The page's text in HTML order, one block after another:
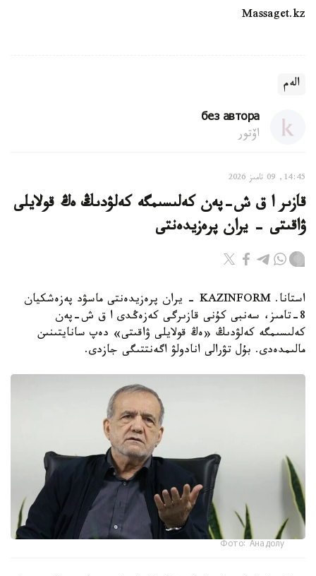
Massaget.kz
الەم
без автора
اۆتور
14:45, 09 تامىز 2026
قازىر ا ق ش-پەن كەلىسىمگە كەلۋدىڭ ەڭ قولايلى
ۋاقىتى - يران پرەزيدەنتى
استانا. KAZINFORM - يران پرەزيدەنتى ماسۋد پەزەشكيان
8-تامىز، سەنبى كۇنى قازىرگى كەزەڭدى ا ق ش-پەن
كەلىسىمگە كەلۋدىڭ «ەڭ قولايلى ۋاقىتى» دەپ سانايتىنىن
مالىمدەدى. بۇل تۋرالى انادولۋ اگەنتتىگى جازدى.
Фото: Анадолу